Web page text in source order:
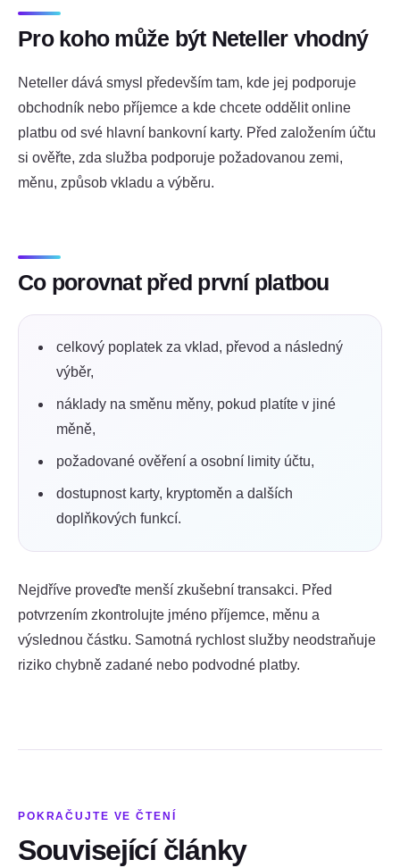
Pro koho může být Neteller vhodný
Neteller dává smysl především tam, kde jej podporuje
obchodník nebo příjemce a kde chcete oddělit online
platbu od své hlavní bankovní karty. Před založením účtu
si ověřte, zda služba podporuje požadovanou zemi,
měnu, způsob vkladu a výběru.
Co porovnat před první platbou
celkový poplatek za vklad, převod a následný
výběr,
náklady na směnu měny, pokud platíte v jiné
měně,
požadované ověření a osobní limity účtu,
dostupnost karty, kryptoměn a dalších
doplňkových funkcí.
Nejdříve proveďte menší zkušební transakci. Před
potvrzením zkontrolujte jméno příjemce, měnu a
výslednou částku. Samotná rychlost služby neodstraňuje
riziko chybně zadané nebo podvodné platby.
POKRAČUJTE VE ČTENÍ
Související články